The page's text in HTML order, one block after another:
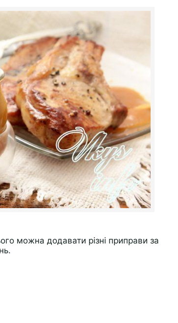
можна додавати різні приправи за